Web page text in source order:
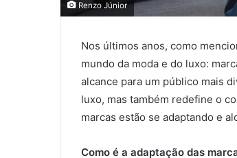
Renzo Júnior
Nos últimos anos, como
mundo da moda e do luxo:
alcance para um público mais
luxo, mas também redefine o
marcas estão se adaptando e
Como é a adaptação das